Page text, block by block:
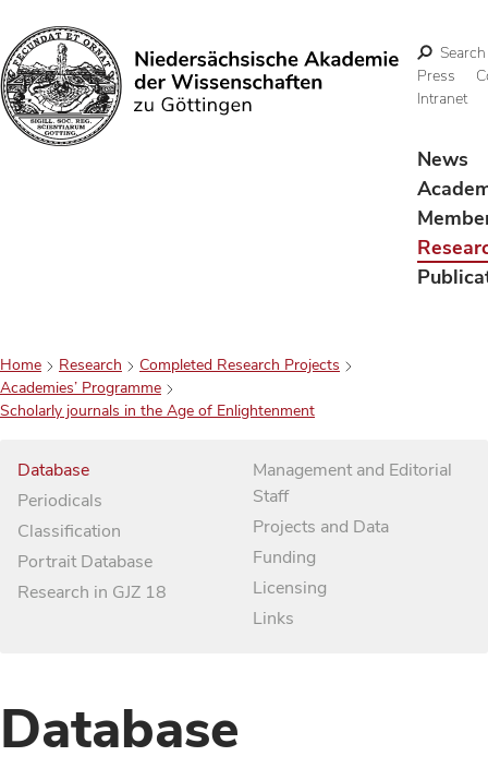
Search
Search
Press
Intranet
News
Home Research
Completed Research Projects
Academies’ Programme
Scholarly journals in the Age of Enlightenment
Database
Periodicals
Classification
Portrait Database
Research in GJZ 18
Management and Editorial
Staff
Projects and Data
Funding
Licensing
Links
Database